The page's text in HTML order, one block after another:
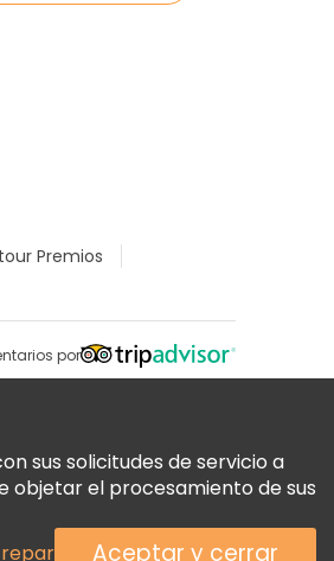
Premios
por
sus solicitudes de servicio a
objetar el procesamiento de sus
Aceptar y cerrar